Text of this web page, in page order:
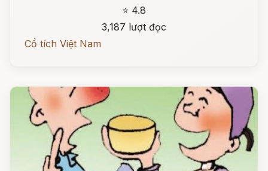
⭐ 4.8
3,187 lượt đọc
Cổ tích Việt Nam